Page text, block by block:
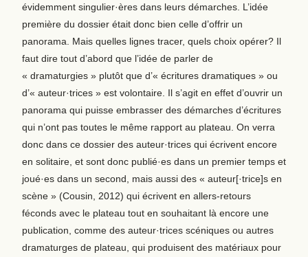
évidemment singulier·ères dans leurs démarches. L’idée
première du dossier était donc bien celle d’offrir un
panorama. Mais quelles lignes tracer, quels choix opérer? Il
faut dire tout d’abord que l’idée de parler de
« dramaturgies » plutôt que d’« écritures dramatiques » ou
d’« auteur·trices » est volontaire. Il s’agit en effet d’ouvrir un
panorama qui puisse embrasser des démarches d’écritures
qui n’ont pas toutes le même rapport au plateau. On verra
donc dans ce dossier des auteur·trices qui écrivent encore
en solitaire, et sont donc publié·es dans un premier temps et
joué·es dans un second, mais aussi des « auteur[·trice]s en
scène » (Cousin, 2012) qui écrivent en allers-retours
féconds avec le plateau tout en souhaitant là encore une
publication, comme des auteur·trices scéniques ou autres
dramaturges de plateau, qui produisent des matériaux pour